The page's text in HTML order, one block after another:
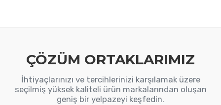
ÇÖZÜM ORTAKLARIMIZ
İhtiyaçlarınızı ve tercihlerinizi karşılamak üzere
seçilmiş yüksek kaliteli ürün markalarından oluşan
geniş bir yelpazeyi keşfedin.